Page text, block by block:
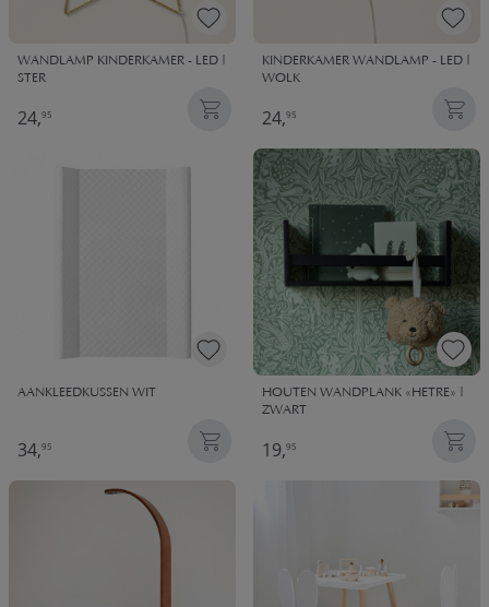
WANDLAMP KINDERKAMER - LED |
STER
24,95
KINDERKAMER WANDLAMP - LED |
WOLK
24,95
AANKLEEDKUSSEN WIT
34,95
HOUTEN WANDPLANK «HETRE» |
ZWART
19,95